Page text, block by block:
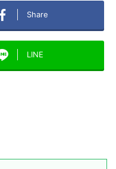
Share
LINE